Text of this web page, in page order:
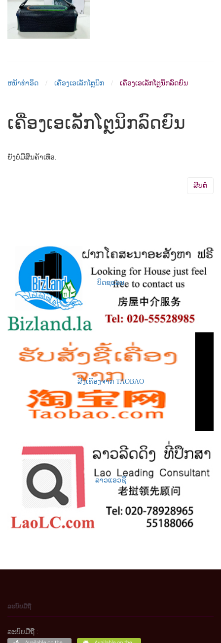
ຫນ້າທຳອິດ ເຄື່ອງເອເລັກໂຕຼນິກ ເຄື່ອງເອເລັກໂຕຼນິກລົດຍົນ
ເຄື່ອງເອເລັກໂຕຼນິກລົດຍົນ
ຍັງບໍ່ມີສິນຄ້າເທື່ອ.
ສືບຕໍ່
ບິດຊແລນ
ສັ່ງເຄື່ອງຈາກ TAOBAO
ລາວແອວຊີ
ລະບົບມືຖື
ລະບົບມືຖື :